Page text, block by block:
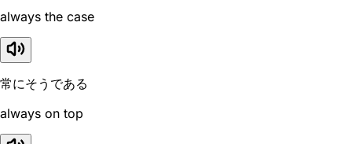
always the case
常にそうである
always on top